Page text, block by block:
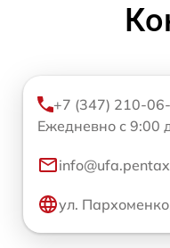
+7 (347) 210-
Ежедневно с 9:00
ул.